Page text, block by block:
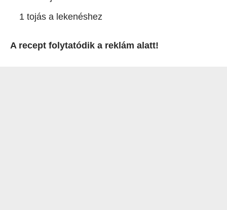
1 tojás a lekenéshez
A recept folytatódik a reklám alatt!